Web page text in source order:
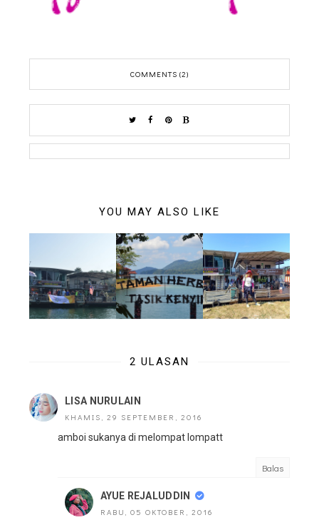
COMMENTS (2)
YOU MAY ALSO LIKE
2 ULASAN
LISA NURULAIN
KHAMIS, 29 SEPTEMBER, 2016
amboi sukanya di melompat lompatt
Balas
AYUE REJALUDDIN
RABU, 05 OKTOBER, 2016